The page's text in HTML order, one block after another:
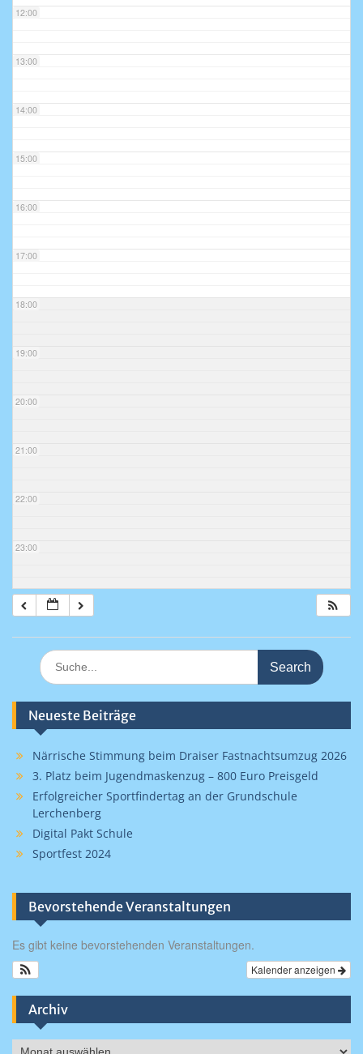
12:00
13:00
14:00
15:00
16:00
17:00
18:00
19:00
20:00
21:00
22:00
23:00
Search
for:
Neueste Beiträge
Närrische Stimmung beim Draiser Fastnachtsumzug 2026
3. Platz beim Jugendmaskenzug – 800 Euro Preisgeld
Erfolgreicher Sportfindertag an der Grundschule
Lerchenberg
Digital Pakt Schule
Sportfest 2024
Bevorstehende Veranstaltungen
Es gibt keine bevorstehenden Veranstaltungen.
Kalender anzeigen
Archiv
Archiv